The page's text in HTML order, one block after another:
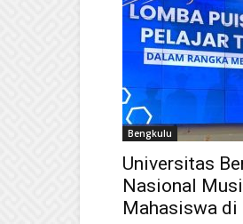
Bengkulu
Universitas
Nasional
Mahasiswa di